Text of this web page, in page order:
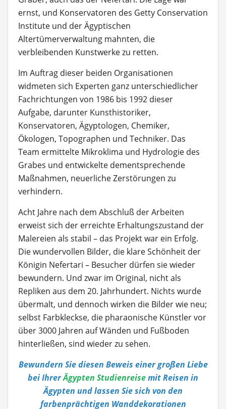
ernst, und Konservatoren des Getty Conservation
Institute und der Ägyptischen
Altertümerverwaltung mahnten, die
verbleibenden Kunstwerke zu retten.
Im Auftrag dieser beiden Organisationen
widmeten sich Experten ganz unterschiedlicher
Fachrichtungen von 1986 bis 1992 dieser
Aufgabe, darunter Kunsthistoriker,
Konservatoren, Ägyptologen, Chemiker,
Ökologen, Topographen und Techniker. Das
Team ermittelte Mikroklima und Hydrologie des
Grabes und entwickelte dementsprechende
Maßnahmen, neuerliche Zerstörungen zu
verhindern.
Acht Jahre nach dem Abschluß der Arbeiten
erweist sich der erreichte Erhaltungszustand der
Malereien als stabil – das Projekt war ein Erfolg.
Die wundervollen Bilder, die klare Schönheit der
Königin Nefertari – Besucher dürfen sie wieder
bewundern. Und zwar im Original, nicht als
Repliken aus dem 20. Jahrhundert. Nichts wurde
übermalt, und dennoch wirken die Bilder wie neu;
selbst Farbkleckse, die pharaonische Künstler vor
über 3000 Jahren auf Wänden und Fußboden
hinterließen, sind wieder zu sehen.
Bewundern Sie diesen Beweis einer großen Liebe
bei IhrerÄgypten Studienreisemit Reisen in
Ägypten und lassen Sie sich von den
farbenprächtigen Wanddekorationen